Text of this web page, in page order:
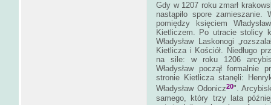
Gdy w 1207 roku zmarł
nastąpiło spore
pomiędzy księciem
Kietliczem. Po utracie stolicy
Władysław Laskonogi
Kietlicza i Kościół. Niedługo
na sile: w roku 1206
Władysław począł formalnie
stronie Kietlicza stanęli:
Władysław Odonicz20".
samego, który trzy lata